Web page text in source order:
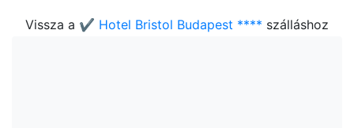
Vissza a ✔️ Hotel Bristol Budapest **** szálláshoz